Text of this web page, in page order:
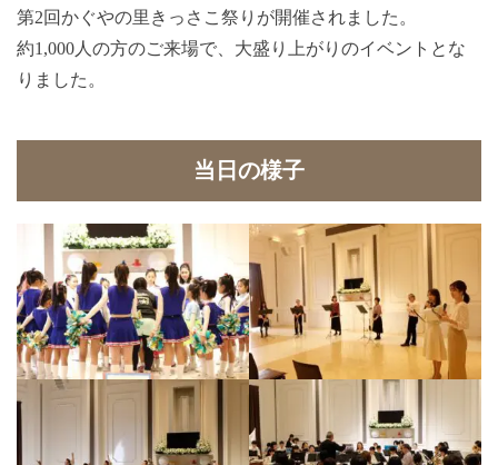
第2回かぐやの里きっさこ祭りが開催されました。
約1,000人の方のご来場で、大盛り上がりのイベントとな
りました。
当日の様子